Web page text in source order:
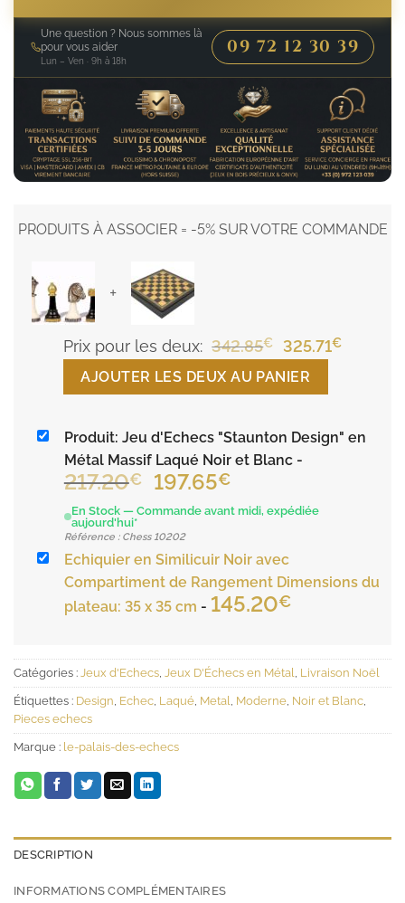
Une question ? Nous sommes là
pour vous aider
Lun – Ven · 9h à 18h
09 72 12 30 39
PRODUITS À ASSOCIER = -5% SUR VOTRE COMMANDE
+
Prix pour les deux: 342.85€
Le
prix
initial
342.85€.
325.71€Le
325.71€.
AJOUTER LES DEUX AU PANIER
Produit: Jeu d'Echecs "Staunton Design" en
Métal Massif Laqué Noir et Blanc -
217.20€
Le
prix
était :
217.20€.
197.65€Le
prix
actuel
197.65€.
En Stock — Commande avant midi, expédiée
aujourd'hui*
Référence : Chess 10202
Echiquier en Similicuir Noir avec
Compartiment de Rangement Dimensions du
plateau: 35 x 35 cm - 145.20€
Catégories : Jeux d'Echecs Jeux D'Échecs en Métal Livraison Noël
Étiquettes : Design Echec Laqué Metal Moderne Noir et Blanc
Pieces echecs
Marque : le-palais-des-echecs
DESCRIPTION
INFORMATIONS COMPLÉMENTAIRES